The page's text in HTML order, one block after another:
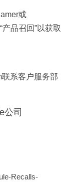
或
品召回”以获取
系客户服务部
公司
Recalls-